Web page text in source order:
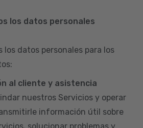
los datos personales
los datos personales para los
al cliente y asistencia
nuestros Servicios y operar
información útil sobre
solucionar problemas y